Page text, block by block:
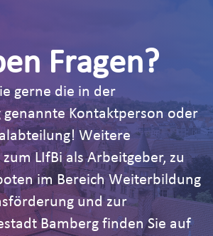
Fragen?
gerne die in der
genannte Kontaktperson oder
Weitere
LIfBi als Arbeitgeber, zu
im Bereich Weiterbildung
und zur
Bamberg finden Sie auf